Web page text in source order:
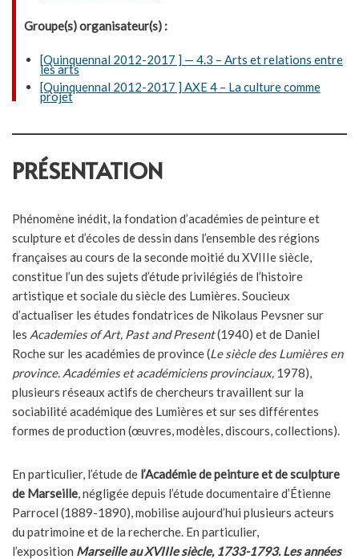
Groupe(s) organisateur(s) :
[Quinquennal 2012-2017 ] — 4.3 – Arts et relations entre
les arts
[Quinquennal 2012-2017 ] AXE 4 – La culture comme
projet
PRÉSENTATION
Phénomène inédit, la fondation d’académies de peinture et
sculpture et d’écoles de dessin dans l’ensemble des régions
françaises au cours de la seconde moitié du XVIIIe siècle,
constitue l’un des sujets d’étude privilégiés de l’histoire
artistique et sociale du siècle des Lumières. Soucieux
d’actualiser les études fondatrices de Nikolaus Pevsner sur
les Academies of Art, Past and Present(1940) et de Daniel
Roche sur les académies de province (Le siècle des Lumières en
province. Académies et académiciens provinciaux, 1978),
plusieurs réseaux actifs de chercheurs travaillent sur la
sociabilité académique des Lumières et sur ses différentes
formes de production (œuvres, modèles, discours, collections).
En particulier, l’étude de l’Académie de peinture et de sculpture
de Marseille, négligée depuis l’étude documentaire d’Étienne
Parrocel (1889-1890), mobilise aujourd’hui plusieurs acteurs
du patrimoine et de la recherche. En particulier,
l’exposition Marseille au XVIIIe siècle, 1733-1793. Les années